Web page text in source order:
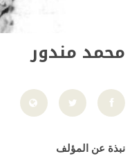
محمد مندور
نبذة عن المؤلف